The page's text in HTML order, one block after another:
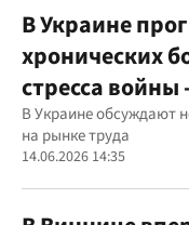
В Украине
хронических
стресса войны
В Украине обсуждают
на рынке труда
14.06.2026 14:35